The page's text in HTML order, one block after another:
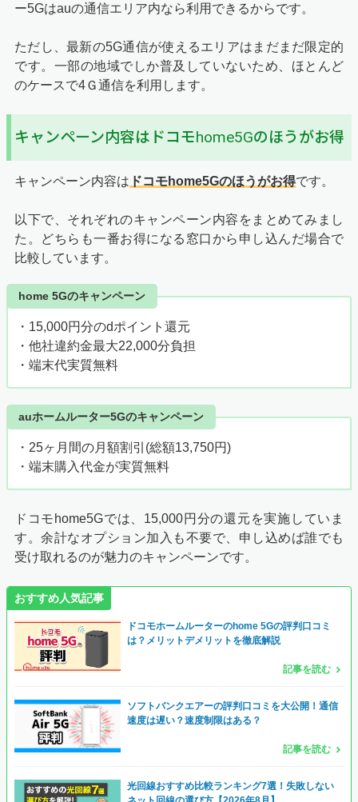
ー5Gはauの通信エリア内なら利用できるからです。
ただし、最新の5G通信が使えるエリアはまだまだ限定的
です。一部の地域でしか普及していないため、ほとんど
のケースで4Ｇ通信を利用します。
キャンペーン内容はドコモhome5Gのほうがお得
キャンペーン内容は ドコモhome5Gのほうがお得です。
以下で、それぞれのキャンペーン内容をまとめてみまし
た。どちらも一番お得になる窓口から申し込んだ場合で
比較しています。
home 5Gのキャンペーン
・15,000円分のdポイント還元
・他社違約金最大22,000分負担
・端末代実質無料
auホームルーター5Gのキャンペーン
・25ヶ月間の月額割引(総額13,750円)
・端末購入代金が実質無料
ドコモhome5Gでは、15,000円分の還元を実施していま
す。余計なオプション加入も不要で、申し込めば誰でも
受け取れるのが魅力のキャンペーンです。
おすすめ人気記事
ドコモホームルーターのhome 5Gの評判口コミ
は？メリットデメリットを徹底解説
記事を読む
ソフトバンクエアーの評判口コミを大公開！通信
速度は遅い？速度制限はある？
記事を読む
光回線おすすめ比較ランキング7選！失敗しない